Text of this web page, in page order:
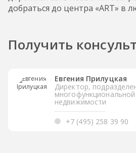
добраться до центра «ART» в
Получить
Евгения Прилуцкая
Директор,
недвижимости
+7 (495) 258 39 90